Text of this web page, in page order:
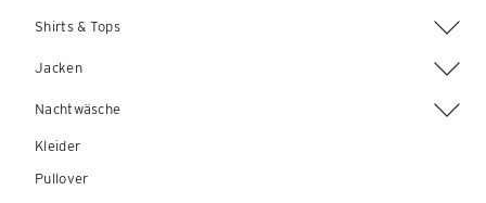
Shirts & Tops
Jacken
Nachtwäsche
Kleider
Pullover